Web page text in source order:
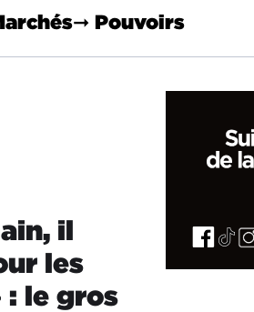
➞ Pouvoirs
il
les
: le gros